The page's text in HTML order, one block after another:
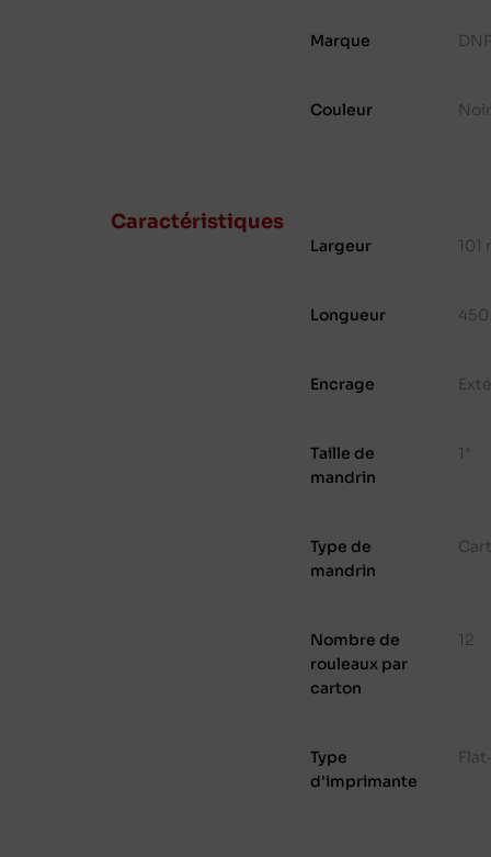
Marque
Couleur Noir
Caractéristiques
Largeur 101
Longueur 450
Encrage
Taille de
mandrin
1"
Type de
mandrin
Nombre de
rouleaux par
carton
12
Type
d'imprimante